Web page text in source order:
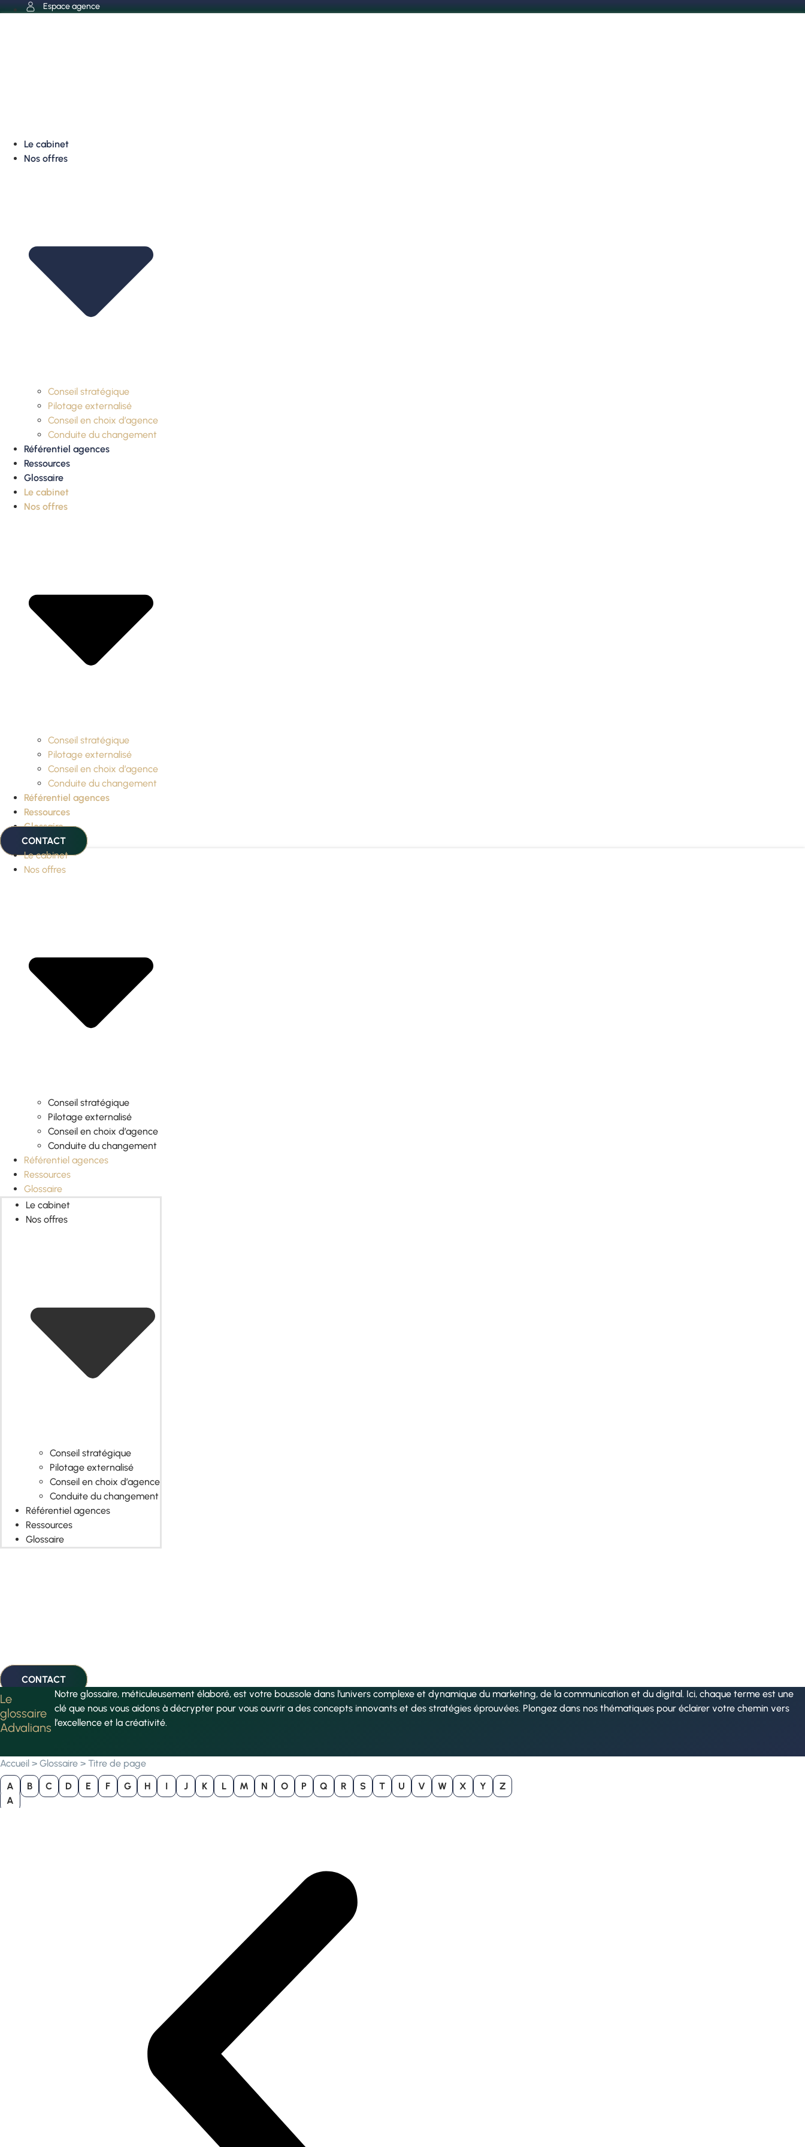
Aller
Espace agence
Le cabinet
Nos offres
Conseil stratégique
Pilotage externalisé
Conseil en choix d’agence
Conduite du changement
Référentiel agences
Ressources
Glossaire
Le cabinet
Nos offres
Conseil stratégique
Pilotage externalisé
Conseil en choix d’agence
Conduite du changement
Référentiel agences
Ressources
Glossaire
CONTACT
Le cabinet
Nos offres
Conseil stratégique
Pilotage externalisé
Conseil en choix d’agence
Conduite du changement
Référentiel agences
Ressources
Glossaire
Le cabinet
Nos offres
Conseil stratégique
Pilotage externalisé
Conseil en choix d’agence
Conduite du changement
Référentiel agences
Ressources
Glossaire
CONTACT
Le
glossaire
Advalians
Notre glossaire, méticuleusement élaboré, est votre boussole dans l’univers complexe et dynamique du marketing, de la communication et du digital. Ici, chaque terme est une
clé que nous vous aidons à décrypter pour vous ouvrir a des concepts innovants et des stratégies éprouvées. Plongez dans nos thématiques pour éclairer votre chemin vers
l’excellence et la créativité.
Accueil > Glossaire > Titre de page
A B C D E F G H I J K L M N O P Q R S T U V W X Y
Z
A